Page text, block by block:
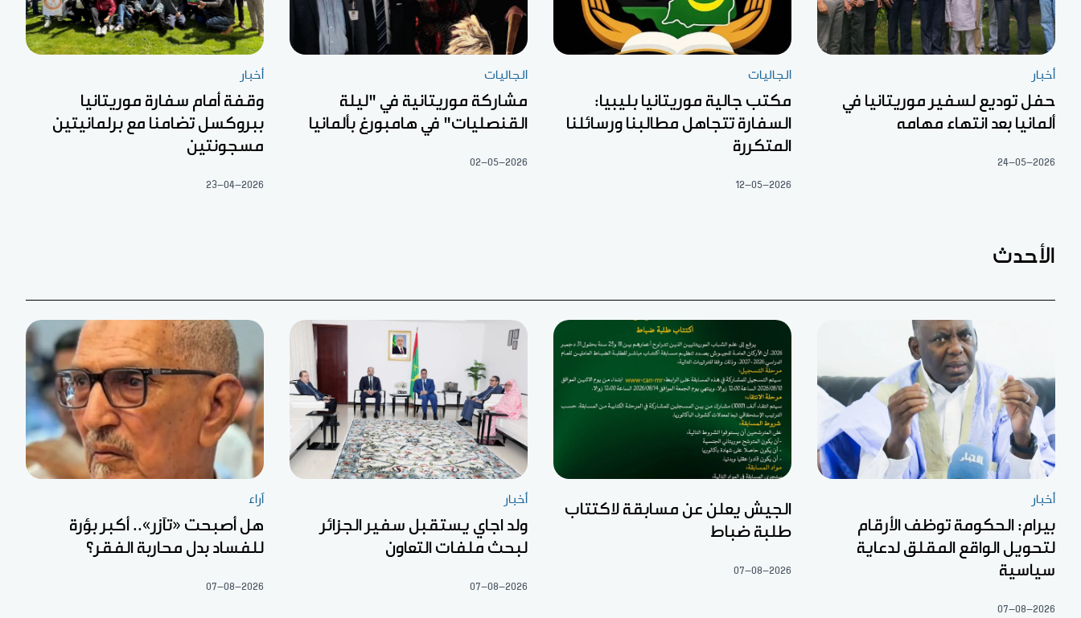
أخبار
حفل توديع لسفير موريتانيا في
ألمانيا بعد انتهاء مهامه
24-05-2026
الجاليات
مكتب جالية موريتانيا بليبيا:
السفارة تتجاهل مطالبنا ورسائلنا
المتكررة
12-05-2026
الجاليات
مشاركة موريتانية في "ليلة
القنصليات" في هامبورغ بألمانيا
02-05-2026
أخبار
وقفة أمام سفارة موريتانيا
ببروكسل تضامنا مع برلمانيتين
مسجونتين
23-04-2026
الأحدث
أخبار
بيرام: الحكومة توظف الأرقام
لتحويل الواقع المقلق لدعاية
سياسية
07-08-2026
الجيش يعلن عن مسابقة لاكتتاب
طلبة ضباط
07-08-2026
أخبار
ولد اجاي يستقبل سفير الجزائر
لبحث ملفات التعاون
07-08-2026
آراء
هل أصبحت «تآزر».. أكبر بؤرة
للفساد بدل محاربة الفقر؟
07-08-2026